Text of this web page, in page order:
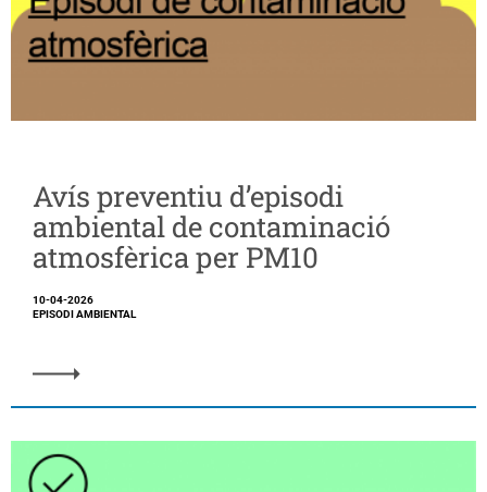
Avís preventiu d’episodi
ambiental de contaminació
atmosfèrica per PM10
10-04-2026
EPISODI AMBIENTAL